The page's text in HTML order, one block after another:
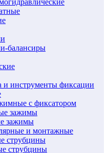
балансиры
и инструменты фиксации
с фиксатором
зажимы
зажимы
и монтажные
струбцины
струбцины